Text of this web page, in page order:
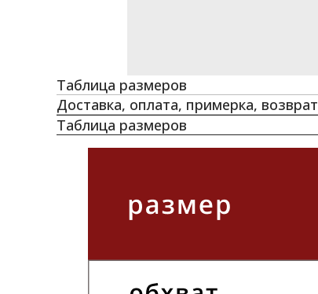
Таблица размеров
Доставка, оплата, примерка, возврат
Таблица размеров